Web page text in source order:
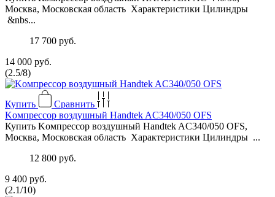
Москва, Московская область Характеристики Цилиндры
&nbs...
17 700 руб.
14 000 руб.
(2.5/8)
Купить
Сравнить
Kомпреccop воздушный Наndtеk AС340/050 OFS
Купить Kомпреccop воздушный Наndtеk AС340/050 OFS,
Москва, Московская область Характеристики Цилиндры ...
12 800 руб.
9 400 руб.
(2.1/10)